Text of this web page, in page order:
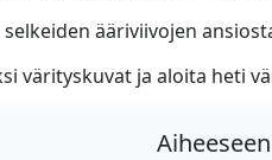
ääriviivojen
värityskuvat ja aloita heti